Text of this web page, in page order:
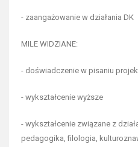
- zaangażowanie w działania DK
MILE WIDZIANE:
- doświadczenie w pisaniu
- wykształcenie wyższe
- wykształcenie związane z
pedagogika, filologia,